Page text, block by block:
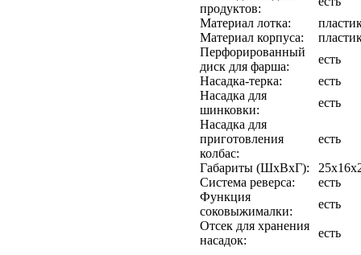
продуктов:
Материал лотка:
Материал корпуса:
Перфорированный
диск для фарша:
есть
Насадка-терка:
есть
Насадка для
шинковки:
есть
Насадка для
приготовления
колбас:
есть
Габариты (ШxВxГ):
Система реверса:
есть
Функция
соковыжималки:
есть
Отсек для хранения
насадок:
есть